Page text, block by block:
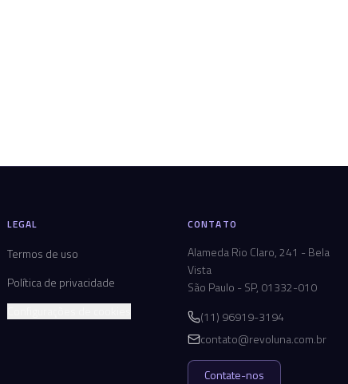
LEGAL
Termos de uso
Política de privacidade
CONTATO
Alameda Rio Claro, 241 - Bela
Vista
São Paulo - SP, 01332-010
(11) 96919-3194
contato@revoluna.com.br
Contate-nos